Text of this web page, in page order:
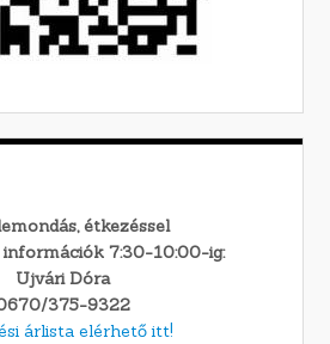
étkezéssel
információk 7:30-10:00-ig:
Ujvári Dóra
375-9322
árlista elérhető itt!